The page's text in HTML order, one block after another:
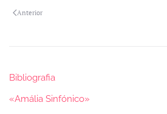
Anterior
Bibliografia
«Amália Sinfónico»